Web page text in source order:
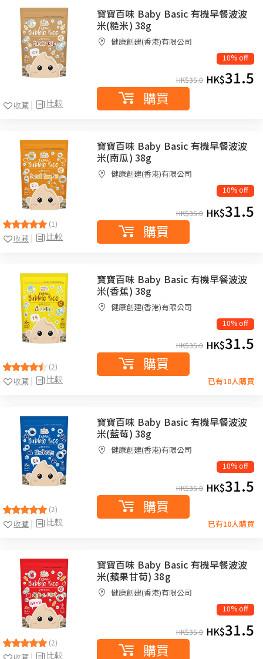
比較
收藏
寶寶百味 Baby Basic 有機早餐波波
米(糙米) 38g
健康創建(香港)有限公司
10% off
HK$35.0 HK$31.5
購買
(1)
比較
收藏
寶寶百味 Baby Basic 有機早餐波波
米(南瓜) 38g
健康創建(香港)有限公司
10% off
HK$35.0 HK$31.5
購買
(2)
比較
收藏
寶寶百味 Baby Basic 有機早餐波波
米(香蕉) 38g
健康創建(香港)有限公司
10% off
HK$35.0 HK$31.5
購買
已有10人購買
(2)
比較
收藏
寶寶百味 Baby Basic 有機早餐波波
米(藍莓) 38g
健康創建(香港)有限公司
10% off
HK$35.0 HK$31.5
購買
已有10人購買
(2)
比較
收藏
寶寶百味 Baby Basic 有機早餐波波
米(蘋果甘荀) 38g
健康創建(香港)有限公司
10% off
HK$35.0 HK$31.5
購買